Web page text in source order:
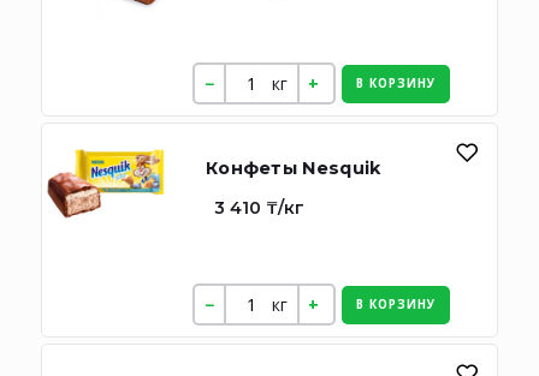
кг В КОРЗИНУ
Конфеты Nesquik
3 410 ₸/кг
кг В КОРЗИНУ